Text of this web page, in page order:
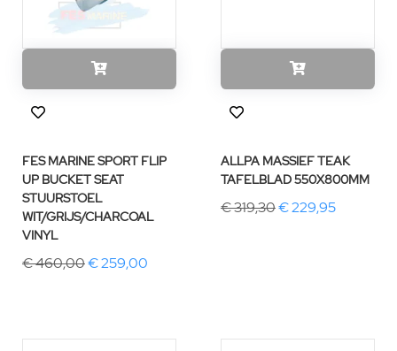
FES MARINE SPORT FLIP
UP BUCKET SEAT
STUURSTOEL
WIT/GRIJS/CHARCOAL
VINYL
€ 460,00€ 259,00
ALLPA MASSIEF TEAK
TAFELBLAD 550X800MM
€ 319,30€ 229,95